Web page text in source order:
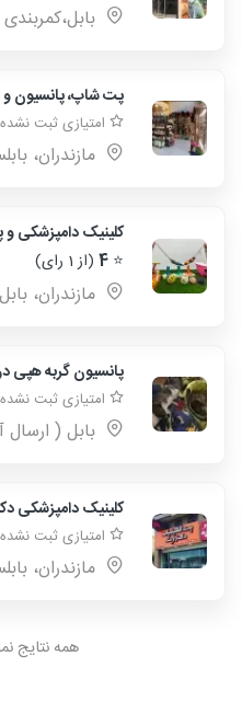
پت شاپ، پانسیون و
امتیازی ثبت نشده
مازندران،
کلینیک دامپزشکی و
⭐
4 (از 1 رای)
مازندران،
پانسیون گربه هپی
امتیازی ثبت نشده
بابل (
کلینیک دامپزشکی
امتیازی ثبت نشده
مازندران،
همه نتایج